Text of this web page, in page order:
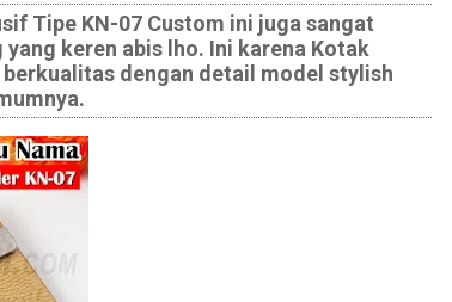
Tipe KN-07 Custom ini juga sangat
keren abis lho. Ini karena Kotak
dengan detail model stylish